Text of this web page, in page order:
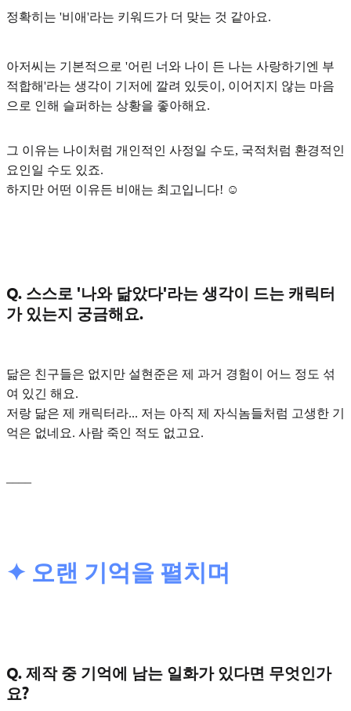
정확히는 '비애'라는 키워드가 더 맞는 것 같아요.
아저씨는 기본적으로 '어린 너와 나이 든 나는 사랑하기엔 부
적합해'라는 생각이 기저에 깔려 있듯이, 이어지지 않는 마음
으로 인해 슬퍼하는 상황을 좋아해요.
그 이유는 나이처럼 개인적인 사정일 수도, 국적처럼 환경적인
요인일 수도 있죠.
하지만 어떤 이유든 비애는 최고입니다! ☺️
Q. 스스로 '나와 닮았다'라는 생각이 드는 캐릭터
가 있는지 궁금해요.
닮은 친구들은 없지만 설현준은 제 과거 경험이 어느 정도 섞
여 있긴 해요.
저랑 닮은 제 캐릭터라... 저는 아직 제 자식놈들처럼 고생한 기
억은 없네요. 사람 죽인 적도 없고요.
✦ 오랜 기억을 펼치며
Q. 제작 중 기억에 남는 일화가 있다면 무엇인가
요?